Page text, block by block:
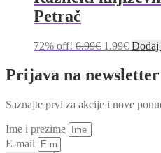
Petrač
72% off! 6.99€ Izvorna
bila
je:
1.99€
je:
1.99€.
Dodaj
Prijava na newsletter
Saznajte prvi za akcije i nove
Ime i prezime
E-mail